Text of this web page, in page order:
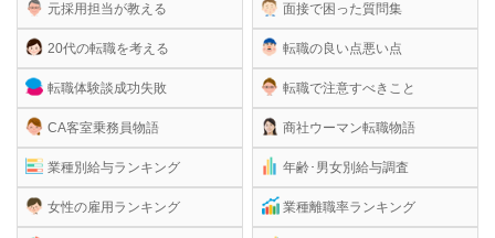
元採用担当が教える
20代の転職を考える
転職体験談成功失敗
CA客室乗務員物語
業種別給与ランキング
女性の雇用ランキング
面接で困った質問集
転職の良い点悪い点
転職で注意すべきこと
商社ウーマン転職物語
年齢･男女別給与調査
業種離職率ランキング